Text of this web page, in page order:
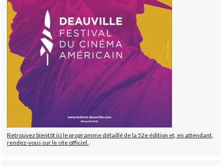
Retrouvez bientôt ici le programme détaillé de la 52e édition et, en attendant,
rendez-vous sur le site officiel.